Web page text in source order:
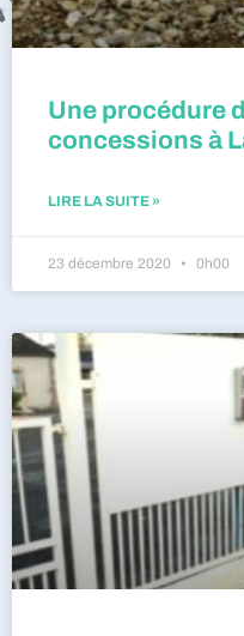
Une procédure
concessions à
LIRE LA SUITE »
23 décembre 2020 0h00